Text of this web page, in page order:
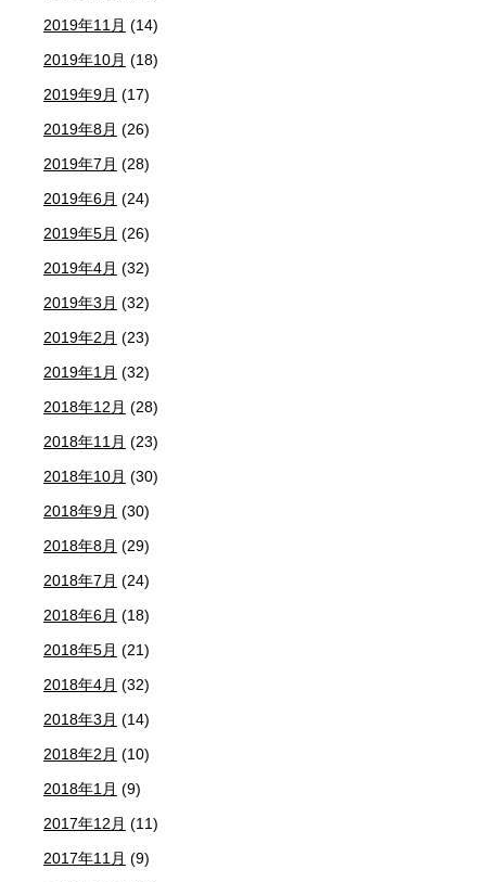
2019年11月 (14)
2019年10月 (18)
2019年9月 (17)
2019年8月 (26)
2019年7月 (28)
2019年6月 (24)
2019年5月 (26)
2019年4月 (32)
2019年3月 (32)
2019年2月 (23)
2019年1月 (32)
2018年12月 (28)
2018年11月 (23)
2018年10月 (30)
2018年9月 (30)
2018年8月 (29)
2018年7月 (24)
2018年6月 (18)
2018年5月 (21)
2018年4月 (32)
2018年3月 (14)
2018年2月 (10)
2018年1月 (9)
2017年12月 (11)
2017年11月 (9)